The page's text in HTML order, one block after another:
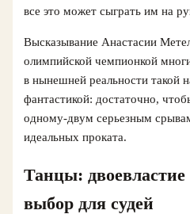
все это может сыграть им на
Высказывание Анастасии
олимпийской чемпионкой
в нынешней реальности такой
фантастикой: достаточно,
одному-двум серьезным
идеальных проката.
Танцы:
выбор для судей